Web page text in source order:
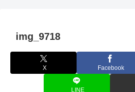
img_9718
X Facebook
LINE